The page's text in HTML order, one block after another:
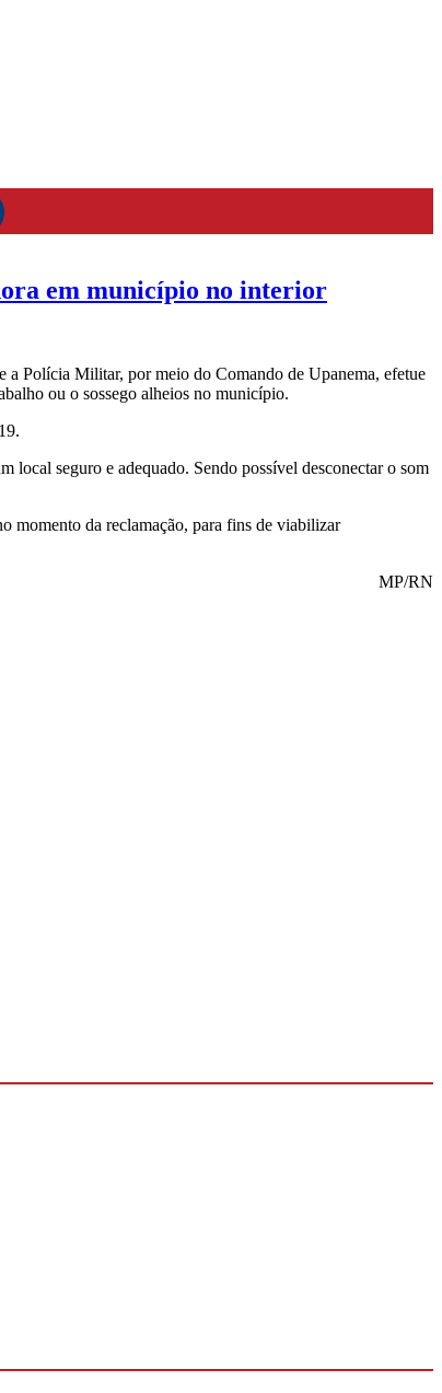
em município no interior
Polícia Militar, por meio do Comando de Upanema, efetue
ou o sossego alheios no município.
local seguro e adequado. Sendo possível desconectar o som
momento da reclamação, para fins de viabilizar
MP/RN